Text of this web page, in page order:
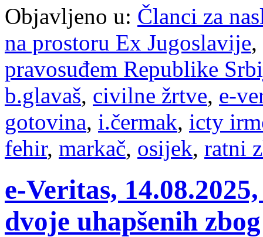
Objavljeno u: Članci za
na prostoru Ex Jugoslavije,
pravosuđem Republike
b.glavaš, civilne žrtve, e-
gotovina, i.čermak, icty
fehir, markač, osijek, ratni
e-Veritas,
dvoje uhapšenih